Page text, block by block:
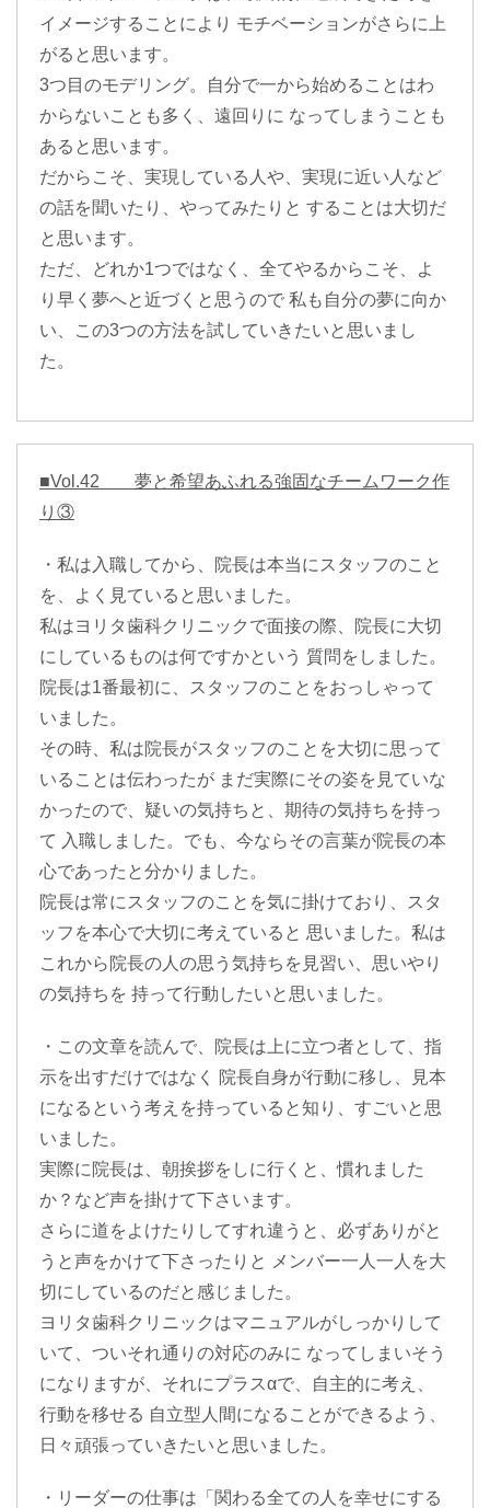
イメージすることにより モチベーションがさらに上
がると思います。
3つ目のモデリング。自分で一から始めることはわ
からないことも多く、遠回りに なってしまうことも
あると思います。
だからこそ、実現している人や、実現に近い人など
の話を聞いたり、やってみたりと することは大切だ
と思います。
ただ、どれか1つではなく、全てやるからこそ、よ
り早く夢へと近づくと思うので 私も自分の夢に向か
い、この3つの方法を試していきたいと思いまし
た。
■Vol.42 夢と希望あふれる強固なチームワーク作
り③
・私は入職してから、院長は本当にスタッフのこと
を、よく見ていると思いました。
私はヨリタ歯科クリニックで面接の際、院長に大切
にしているものは何ですかという 質問をしました。
院長は1番最初に、スタッフのことをおっしゃって
いました。
その時、私は院長がスタッフのことを大切に思って
いることは伝わったが まだ実際にその姿を見ていな
かったので、疑いの気持ちと、期待の気持ちを持っ
て 入職しました。でも、今ならその言葉が院長の本
心であったと分かりました。
院長は常にスタッフのことを気に掛けており、スタ
ッフを本心で大切に考えていると 思いました。私は
これから院長の人の思う気持ちを見習い、思いやり
の気持ちを 持って行動したいと思いました。
・この文章を読んで、院長は上に立つ者として、指
示を出すだけではなく 院長自身が行動に移し、見本
になるという考えを持っていると知り、すごいと思
いました。
実際に院長は、朝挨拶をしに行くと、慣れました
か？など声を掛けて下さいます。
さらに道をよけたりしてすれ違うと、必ずありがと
うと声をかけて下さったりと メンバー一人一人を大
切にしているのだと感じました。
ヨリタ歯科クリニックはマニュアルがしっかりして
いて、ついそれ通りの対応のみに なってしまいそう
になりますが、それにプラスαで、自主的に考え、
行動を移せる 自立型人間になることができるよう、
日々頑張っていきたいと思いました。
・リーダーの仕事は「関わる全ての人を幸せにする